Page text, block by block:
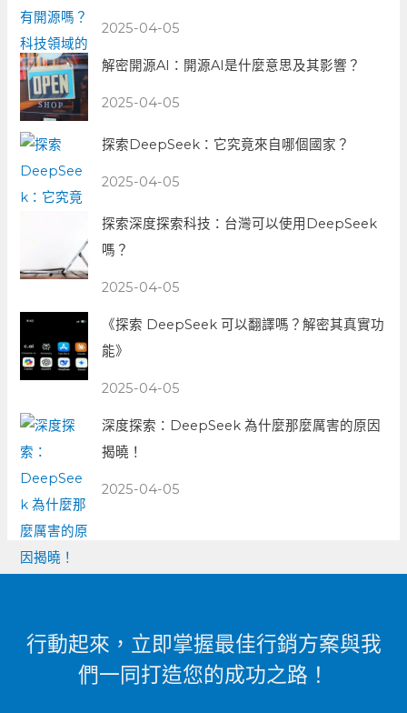
2025-04-05
解密開源AI：開源AI是什麼意思及其影響？
2025-04-05
探索DeepSeek：它究竟來自哪個國家？
2025-04-05
探索深度探索科技：台灣可以使用DeepSeek
嗎？
2025-04-05
《探索 DeepSeek 可以翻譯嗎？解密其真實功
能》
2025-04-05
深度探索：DeepSeek 為什麼那麼厲害的原因
揭曉！
2025-04-05
行動起來，立即掌握最佳行銷方案與我
們一同打造您的成功之路！